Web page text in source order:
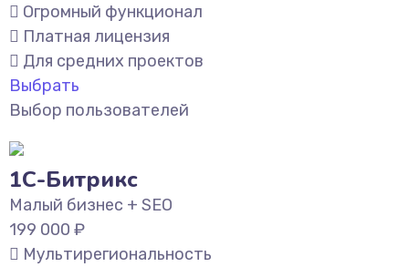
Огромный функционал
Платная лицензия
Для средних проектов
Выбрать
Выбор пользователей
1С-Битрикс
Малый бизнес + SEO
199 000 ₽
Мультирегиональность